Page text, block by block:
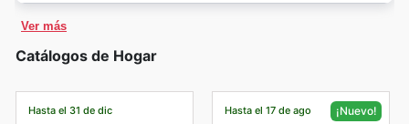
Ver más
Catálogos de Hogar
Hasta el 31 de dic Hasta el 17 de ago ¡Nuevo!